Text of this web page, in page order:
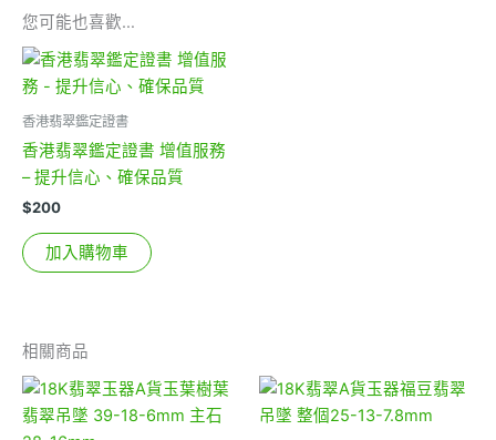
您可能也喜歡…
香港翡翠鑑定證書
香港翡翠鑑定證書 增值服務
– 提升信心、確保品質
$200
加入購物車
相關商品